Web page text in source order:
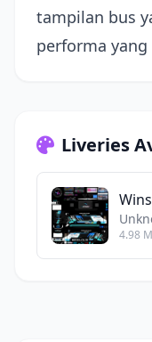
tampilan bus
performa yang
Liveries
4.98